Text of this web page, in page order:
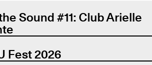
Sound #11: Club Arielle
Fest 2026